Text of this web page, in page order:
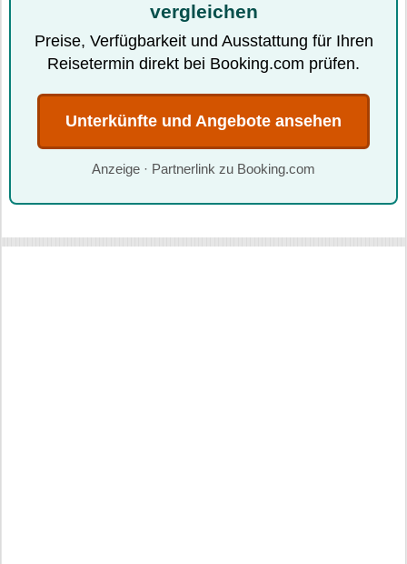
vergleichen
Preise, Verfügbarkeit und Ausstattung für Ihren
Reisetermin direkt bei Booking.com prüfen.
Unterkünfte und Angebote ansehen
Anzeige · Partnerlink zu Booking.com